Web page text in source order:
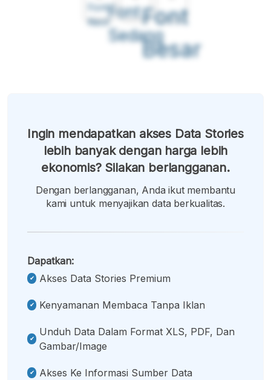
Font
Kecil
Font
Sedang
Font
Besar
Ingin mendapatkan akses Data Stories
lebih banyak dengan harga lebih
ekonomis? Silakan berlangganan.
Dengan berlangganan, Anda ikut membantu
kami untuk menyajikan data berkualitas.
Dapatkan:
Akses Data Stories Premium
Kenyamanan Membaca Tanpa Iklan
Unduh Data Dalam Format XLS, PDF, Dan
Gambar/image
Akses Ke Informasi Sumber Data